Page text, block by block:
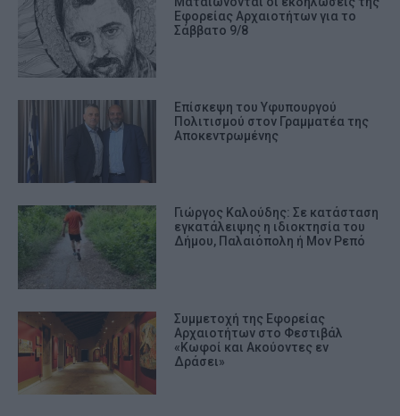
Εφορείας Αρχαιοτήτων για το
Σάββατο 9/8
Επίσκεψη του Υφυπουργού
Πολιτισμού στον Γραμματέα της
Αποκεντρωμένης
Γιώργος Καλούδης: Σε κατάσταση
εγκατάλειψης η ιδιοκτησία του
Δήμου, Παλαιόπολη ή Μον Ρεπό
Συμμετοχή της Εφορείας
Αρχαιοτήτων στο Φεστιβάλ
«Κωφοί και Ακούοντες εν
Δράσει»